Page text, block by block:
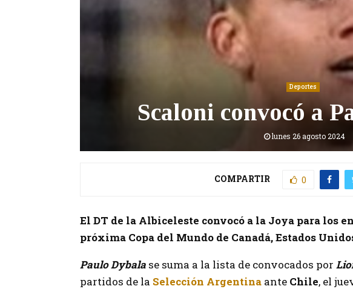
Deportes
Scaloni convocó a
lunes 26 agosto 2024
COMPARTIR 0
El DT de la Albiceleste convocó a la Joya para los
próxima Copa del Mundo de Canadá, Estados
Paulo Dybala se suma a la lista de convocados por
partidos de la Selección Argentina ante Chile, el